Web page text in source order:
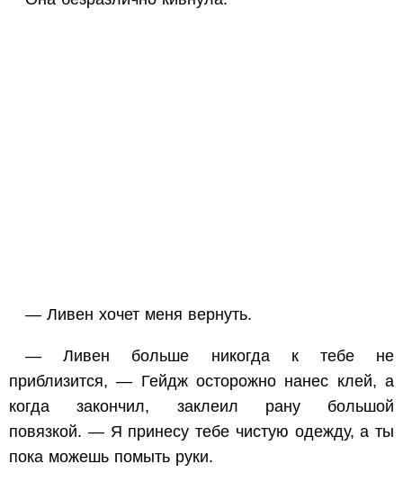
— Ливен хочет меня вернуть.
— Ливен больше никогда к тебе не
приблизится, — Гейдж осторожно нанес клей, а
когда закончил, заклеил рану большой
повязкой. — Я принесу тебе чистую одежду, а ты
пока можешь помыть руки.